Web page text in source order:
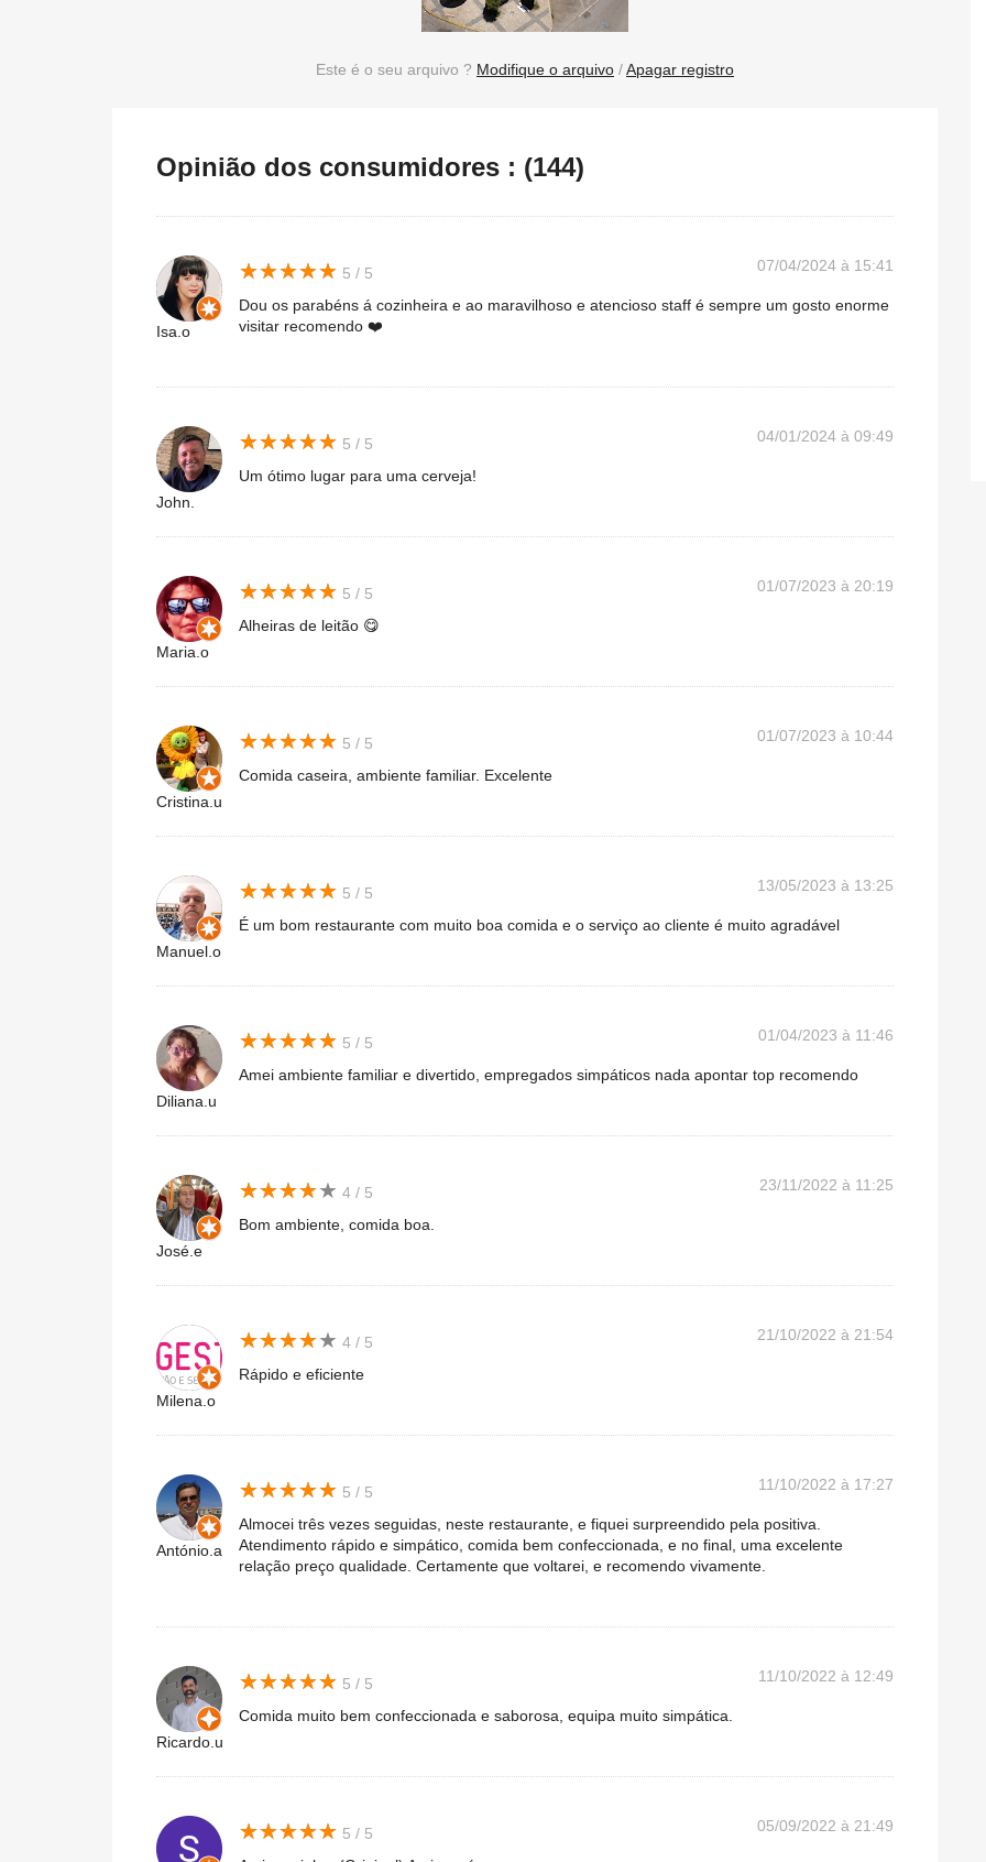
Este é o seu arquivo ? Modifique o arquivo /Apagar registro
Opinião dos consumidores : (144)
Isa.o
★★★★★
★★★★★ 5 / 5 07/04/2024 à 15:41
Dou os parabéns á cozinheira e ao maravilhoso e atencioso staff é sempre um gosto enorme
visitar recomendo ❤️
John.
★★★★★
★★★★★ 5 / 5 04/01/2024 à 09:49
Um ótimo lugar para uma cerveja!
Maria.o
★★★★★
★★★★★ 5 / 5 01/07/2023 à 20:19
Alheiras de leitão 😋
Cristina.u
★★★★★
★★★★★ 5 / 5 01/07/2023 à 10:44
Comida caseira, ambiente familiar. Excelente
Manuel.o
★★★★★
★★★★★ 5 / 5 13/05/2023 à 13:25
É um bom restaurante com muito boa comida e o serviço ao cliente é muito agradável
Diliana.u
★★★★★
★★★★★ 5 / 5 01/04/2023 à 11:46
Amei ambiente familiar e divertido, empregados simpáticos nada apontar top recomendo
José.e
★★★★★
★★★★★ 4 / 5 23/11/2022 à 11:25
Bom ambiente, comida boa.
Milena.o
★★★★★
★★★★★ 4 / 5 21/10/2022 à 21:54
Rápido e eficiente
António.a
★★★★★
★★★★★ 5 / 5 11/10/2022 à 17:27
Almocei três vezes seguidas, neste restaurante, e fiquei surpreendido pela positiva.
Atendimento rápido e simpático, comida bem confeccionada, e no final, uma excelente
relação preço qualidade. Certamente que voltarei, e recomendo vivamente.
Ricardo.u
★★★★★
★★★★★ 5 / 5 11/10/2022 à 12:49
Comida muito bem confeccionada e saborosa, equipa muito simpática.
★★★★★
★★★★★ 5 / 5 05/09/2022 à 21:49